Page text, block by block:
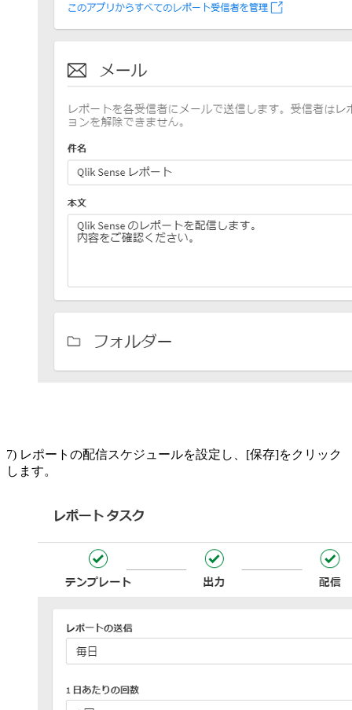
7) レポートの配信スケジュールを設定し、[保存]をクリック
します。